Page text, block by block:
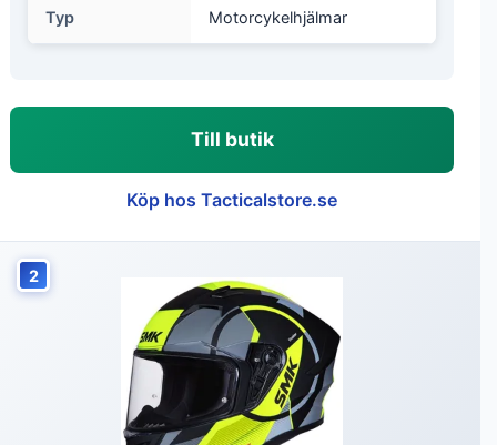
Typ Motorcykelhjälmar
Till butik
Köp hos Tacticalstore.se
2